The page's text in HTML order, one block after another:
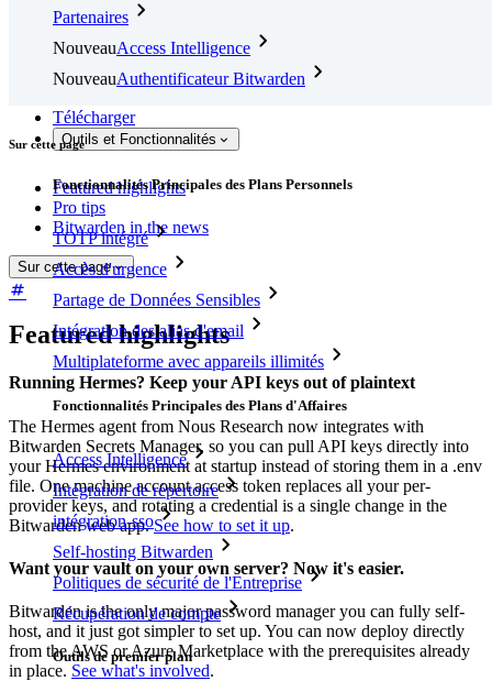
Partenaires
NouveauAccess Intelligence
NouveauAuthentificateur Bitwarden
Télécharger
Outils et Fonctionnalités
Fonctionnalités Principales des Plans Personnels
TOTP intégré
Accès d'urgence
Partage de Données Sensibles
Intégration des alias d'email
Multiplateforme avec appareils illimités
Fonctionnalités Principales des Plans d'Affaires
Access Intelligence
Intégration de répertoire
intégration-sso
Self-hosting Bitwarden
Politiques de sécurité de l'Entreprise
Récupération de compte
Outils de premier plan
Sur cette page
Featured highlights
Pro tips
Bitwarden in the news
Sur cette page
Featured highlights
Running Hermes? Keep your API keys out of plaintext
The Hermes agent from Nous Research now integrates with
Bitwarden Secrets Manager, so you can pull API keys directly into
your Hermes environment at startup instead of storing them in a .env
file. One machine account access token replaces all your per-
provider keys, and rotating a credential is a single change in the
Bitwarden web app.See how to set it up.
Want your vault on your own server? Now it's easier.
Bitwarden is the only major password manager you can fully self-
host, and it just got simpler to set up. You can now deploy directly
from the AWS or Azure Marketplace with the prerequisites already
in place. See what's involved.